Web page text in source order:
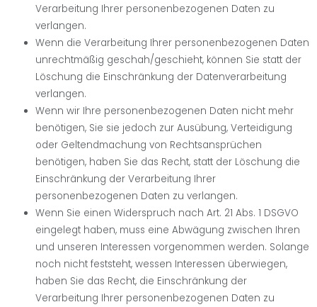
Verarbeitung Ihrer personenbezogenen Daten zu
verlangen.
Wenn die Verarbeitung Ihrer personenbezogenen Daten
unrechtmäßig geschah/geschieht, können Sie statt der
Löschung die Einschränkung der Datenverarbeitung
verlangen.
Wenn wir Ihre personenbezogenen Daten nicht mehr
benötigen, Sie sie jedoch zur Ausübung, Verteidigung
oder Geltendmachung von Rechtsansprüchen
benötigen, haben Sie das Recht, statt der Löschung die
Einschränkung der Verarbeitung Ihrer
personenbezogenen Daten zu verlangen.
Wenn Sie einen Widerspruch nach Art. 21 Abs. 1 DSGVO
eingelegt haben, muss eine Abwägung zwischen Ihren
und unseren Interessen vorgenommen werden. Solange
noch nicht feststeht, wessen Interessen überwiegen,
haben Sie das Recht, die Einschränkung der
Verarbeitung Ihrer personenbezogenen Daten zu